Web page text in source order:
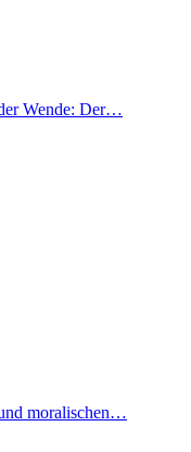
Wende: Der…
moralischen…